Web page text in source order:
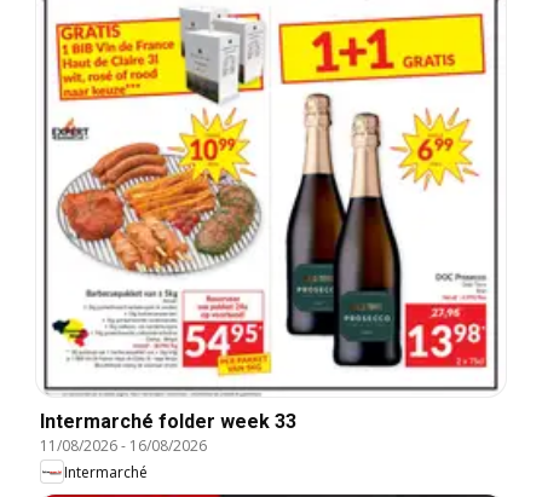
Intermarché folder week 33
11/08/2026- 16/08/2026
Intermarché